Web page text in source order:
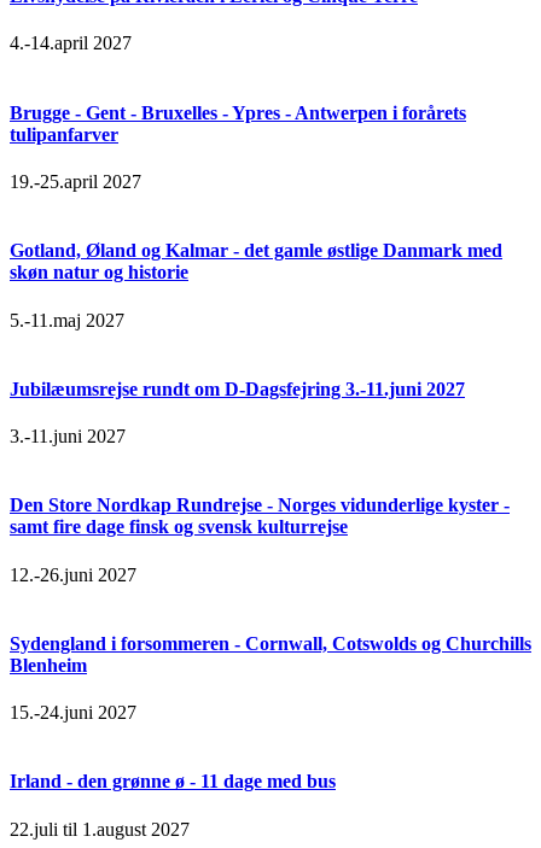
4.-14.april 2027
Brugge - Gent - Bruxelles - Ypres - Antwerpen i forårets
tulipanfarver
19.-25.april 2027
Gotland, Øland og Kalmar - det gamle østlige Danmark med
skøn natur og historie
5.-11.maj 2027
Jubilæumsrejse rundt om D-Dagsfejring 3.-11.juni 2027
3.-11.juni 2027
Den Store Nordkap Rundrejse - Norges vidunderlige kyster -
samt fire dage finsk og svensk kulturrejse
12.-26.juni 2027
Sydengland i forsommeren - Cornwall, Cotswolds og Churchills
Blenheim
15.-24.juni 2027
Irland - den grønne ø - 11 dage med bus
22.juli til 1.august 2027